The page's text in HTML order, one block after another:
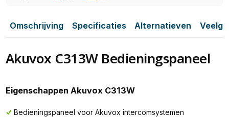
Omschrijving Specificaties Alternatieven
Akuvox C313W Bedieningspaneel
Eigenschappen Akuvox C313W
Bedieningspaneel voor Akuvox intercomsystemen